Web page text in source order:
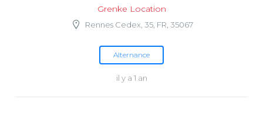
Grenke Location
Rennes Cedex, 35, FR, 35067
Alternance
il y a 1 an